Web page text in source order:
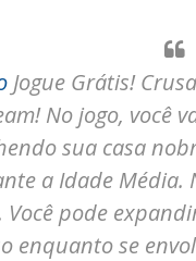
Jogue Grátis!
No jogo, você
sua casa
a Idade Média.
pode
enquanto se